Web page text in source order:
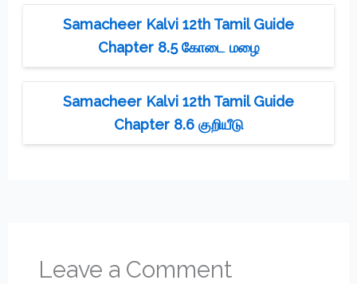
Samacheer Kalvi 12th Tamil Guide
Chapter 8.5 கோடை மழை
Samacheer Kalvi 12th Tamil Guide
Chapter 8.6 குறியீடு
Leave a Comment